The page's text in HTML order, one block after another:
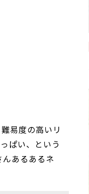
易度の高いリ
ぱい、という
あるあるネ